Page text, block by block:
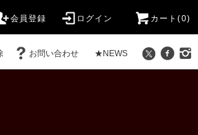
会員登録 ログイン カート(0)
お問い合わせ ★NEWS